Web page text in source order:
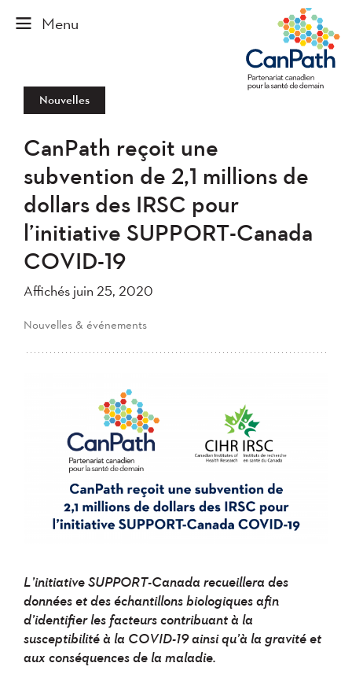
Nouvelles
CanPath reçoit une
subvention de 2,1 millions de
dollars des IRSC pour
l’initiative SUPPORT-Canada
COVID-19
Affichés juin 25, 2020
Nouvelles & événements
L’initiative SUPPORT-Canada recueillera des
données et des échantillons biologiques afin
d’identifier les facteurs contribuant à la
susceptibilité à la COVID-19 ainsi qu’à la gravité et
aux conséquences de la maladie.